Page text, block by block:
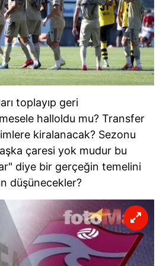
Çerezlere ilişkin detaylı bilgi
tıklayabilir,Çerez Bilgilendirme
Korunması Kanunu uyarınca
Metnimizi okumak ve sitemizde
.
toplayıp geri
halloldu mu? Transfer
kiralanacak? Sezonu
çaresi yok mudur bu
diye bir gerçeğin temelini
düşünecekler?